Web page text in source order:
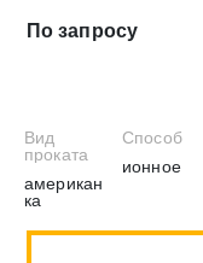
По запросу
Вид
проката
американ
ка
Способ
ионное
согласие на
соответствии со